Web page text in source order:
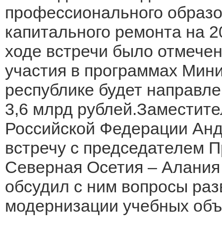
профессионального
капитального ремонта на
ходе встречи было
участия в программах
республике будет
3,6 млрд
Российской Федерации
встречу с председателем
Северная Осетия –
обсудил с ним вопросы
модернизации учебных